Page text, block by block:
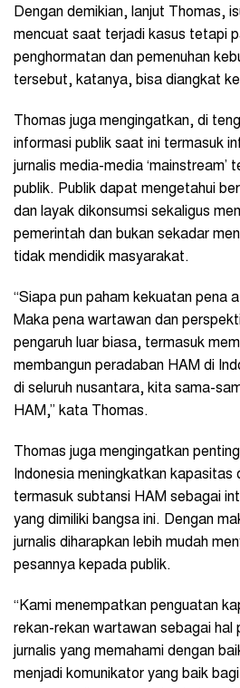
Dengan demikian, lanjut Thomas,
mencuat saat terjadi kasus tetapi
penghormatan dan pemenuhan
tersebut, katanya, bisa diangkat
Thomas juga mengingatkan, di
informasi publik saat ini termasuk
jurnalis media-media ‘mainstream’
publik. Publik dapat mengetahui
dan layak dikonsumsi sekaligus
pemerintah dan bukan sekadar
tidak mendidik masyarakat.
“Siapa pun paham kekuatan pena
Maka pena wartawan dan
pengaruh luar biasa, termasuk
membangun peradaban HAM di
di seluruh nusantara, kita sama-
HAM,” kata Thomas.
Thomas juga mengingatkan
Indonesia meningkatkan kapasitas
termasuk subtansi HAM sebagai
yang dimiliki bangsa ini. Dengan
jurnalis diharapkan lebih mudah
pesannya kepada publik.
“Kami menempatkan penguatan
rekan-rekan wartawan sebagai hal
jurnalis yang memahami dengan
menjadi komunikator yang baik